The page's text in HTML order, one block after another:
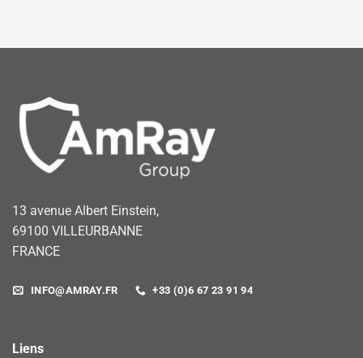
13 avenue Albert Einstein,
69100 VILLEURBANNE
FRANCE
INFO@AMRAY.FR +33 (0)6 67 23 91 94
Liens